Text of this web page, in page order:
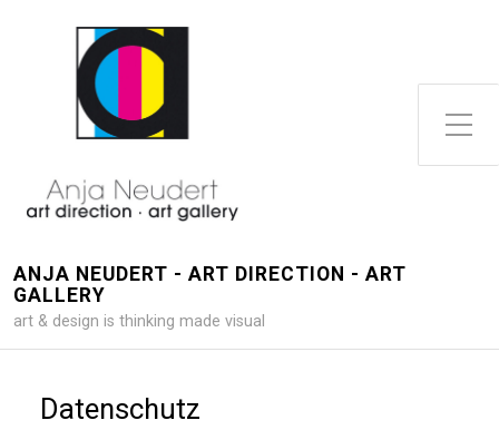
Toggle Side Menu
ANJA NEUDERT - ART DIRECTION - ART
GALLERY
art & design is thinking made visual
Datenschutz